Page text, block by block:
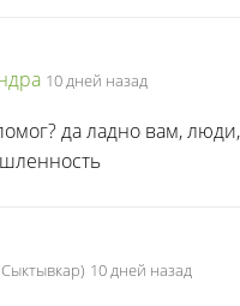
10 дней назад
да ладно вам,
10 дней назад